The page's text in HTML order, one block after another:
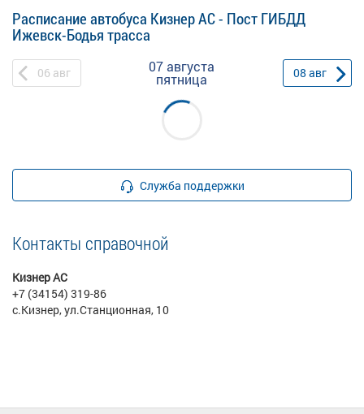
Расписание автобуса Кизнер АС - Пост ГИБДД
Ижевск-Бодья трасса
06 авг 07 августа
пятница 08 авг
Служба поддержки
Контакты справочной
Кизнер АС
+7 (34154) 319-86
с.Кизнер, ул.Станционная, 10